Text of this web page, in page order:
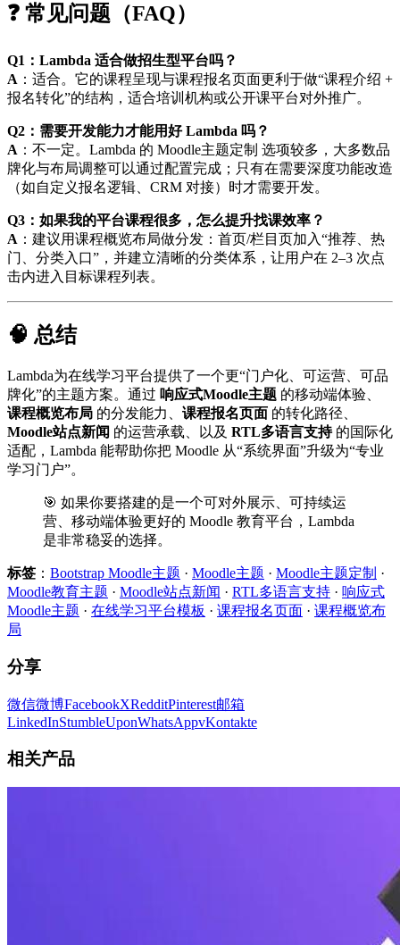
❓ 常见问题（FAQ）
Q1：Lambda 适合做招生型平台吗？
A ：适合。它的课程呈现与课程报名页面更利于做“课程介绍 +
报名转化”的结构，适合培训机构或公开课平台对外推广。
Q2：需要开发能力才能用好 Lambda 吗？
A ：不一定。Lambda 的 Moodle主题定制 选项较多，大多数品
牌化与布局调整可以通过配置完成；只有在需要深度功能改造
（如自定义报名逻辑、CRM 对接）时才需要开发。
Q3：如果我的平台课程很多，怎么提升找课效率？
A ：建议用课程概览布局做分发：首页/栏目页加入“推荐、热
门、分类入口”，并建立清晰的分类体系，让用户在 2–3 次点
击内进入目标课程列表。
🧠 总结
Lambda为在线学习平台提供了一个更“门户化、可运营、可品
牌化”的主题方案。通过 响应式Moodle主题 的移动端体验、
课程概览布局 的分发能力、 课程报名页面 的转化路径、
Moodle站点新闻 的运营承载、以及 RTL多语言支持的国际化
适配，Lambda 能帮助你把 Moodle 从“系统界面”升级为“专业
学习门户”。
🎯 如果你要搭建的是一个可对外展示、可持续运
营、移动端体验更好的 Moodle 教育平台，Lambda
是非常稳妥的选择。
标签 ： Bootstrap Moodle主题 · Moodle主题 · Moodle主题定制 ·
Moodle教育主题 · Moodle站点新闻 · RTL多语言支持 · 响应式
Moodle主题 · 在线学习平台模板 · 课程报名页面 · 课程概览布
局
分享
微信微博FacebookXRedditPinterest邮箱
LinkedInStumbleUponWhatsAppvKontakte
相关产品